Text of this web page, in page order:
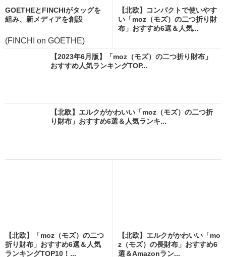
GOETHEとFINCHIがタッグを
組み、新メディアを創設
(FINCHI on GOETHE)
【北欧】コンパクトで使いやす
い「moz（モズ）の二つ折り財
布」おすすめ6選＆人気...
【2023年6月版】「moz（モズ）の二つ折り財布」
おすすめ人気ランキングTOP...
【北欧】エルクがかわいい「moz（モズ）の二つ折
り財布」おすすめ6選＆人気ランキ...
【北欧】「moz（モズ）の二つ
折り財布」おすすめ6選＆人気
ランキングTOP10！...
【北欧】エルクがかわいい「mo
z（モズ）の長財布」おすすめ6
選＆Amazonラン...